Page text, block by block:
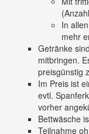
In
mehr
Getränke
mitbringen.
preisgünstig
Im Preis ist
evtl.
vorher
Bettwäsche
Teilnahme